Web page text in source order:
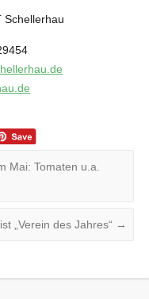
Schellerhau
Mai: Tomaten u.a.
„Verein des Jahres“ →